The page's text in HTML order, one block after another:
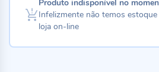
Produto indisponível no
Infelizmente não temos
loja on-line